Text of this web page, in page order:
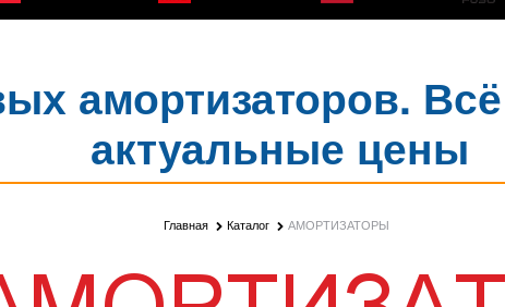
амортизаторов.
актуальные цены
Главная Каталог АМОРТИЗАТОРЫ